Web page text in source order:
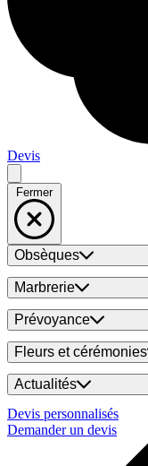
Devis
Fermer
Obsèques
Marbrerie
Prévoyance
Fleurs et cérémonies
Actualités
Devis personnalisés
Demander un devis